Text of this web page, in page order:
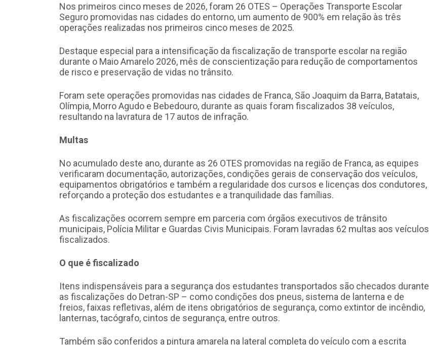
Nos primeiros cinco meses de 2026, foram 26 OTES – Operações Transporte Escolar
Seguro promovidas nas cidades do entorno, um aumento de 900% em relação às três
operações realizadas nos primeiros cinco meses de 2025.
Destaque especial para a intensificação da fiscalização de transporte escolar na região
durante o Maio Amarelo 2026, mês de conscientização para redução de comportamentos
de risco e preservação de vidas no trânsito.
Foram sete operações promovidas nas cidades de Franca, São Joaquim da Barra, Batatais,
Olímpia, Morro Agudo e Bebedouro, durante as quais foram fiscalizados 38 veículos,
resultando na lavratura de 17 autos de infração.
Multas
No acumulado deste ano, durante as 26 OTES promovidas na região de Franca, as equipes
verificaram documentação, autorizações, condições gerais de conservação dos veículos,
equipamentos obrigatórios e também a regularidade dos cursos e licenças dos condutores,
reforçando a proteção dos estudantes e a tranquilidade das famílias.
As fiscalizações ocorrem sempre em parceria com órgãos executivos de trânsito
municipais, Polícia Militar e Guardas Civis Municipais. Foram lavradas 62 multas aos veículos
fiscalizados.
O que é fiscalizado
Itens indispensáveis para a segurança dos estudantes transportados são checados durante
as fiscalizações do Detran-SP – como condições dos pneus, sistema de lanterna e de
freios, faixas refletivas, além de itens obrigatórios de segurança, como extintor de incêndio,
lanternas, tacógrafo, cintos de segurança, entre outros.
Também são conferidos a pintura amarela na lateral completa do veículo com a escrita